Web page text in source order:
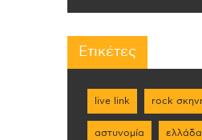
Ετικέτες
live link rock
αστυνομία ελλάδα